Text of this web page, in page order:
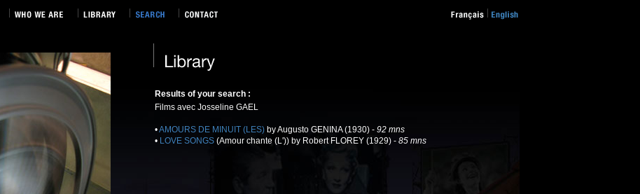
Results of your search :
Films avec Josseline GAEL
•AMOURS DE MINUIT (LES) by Augusto GENINA (1930) - 92 mns
• LOVE SONGS (Amour chante (L')) by Robert FLOREY (1929) - 85 mns